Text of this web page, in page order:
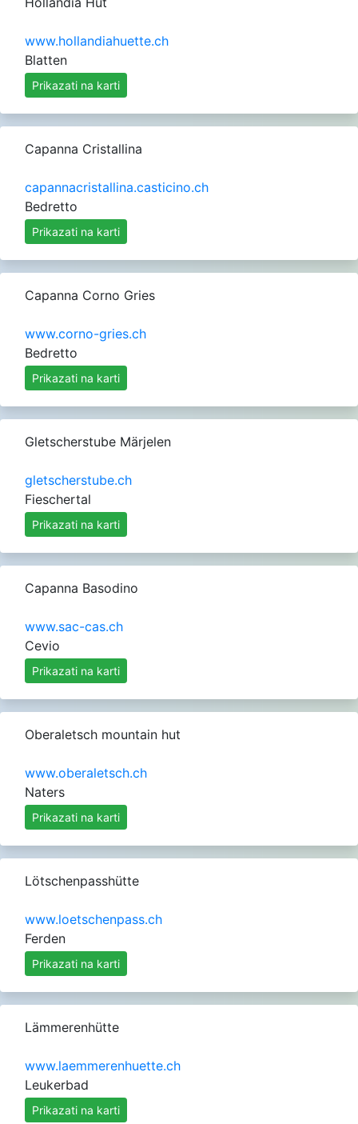
www.hollandiahuette.ch
Blatten
Prikazati na karti
Capanna Cristallina
capannacristallina.casticino.ch
Bedretto
Prikazati na karti
Capanna Corno Gries
www.corno-gries.ch
Bedretto
Prikazati na karti
Gletscherstube Märjelen
gletscherstube.ch
Fieschertal
Prikazati na karti
Capanna Basodino
www.sac-cas.ch
Cevio
Prikazati na karti
Oberaletsch mountain hut
www.oberaletsch.ch
Naters
Prikazati na karti
Lötschenpasshütte
www.loetschenpass.ch
Ferden
Prikazati na karti
Lämmerenhütte
www.laemmerenhuette.ch
Leukerbad
Prikazati na karti